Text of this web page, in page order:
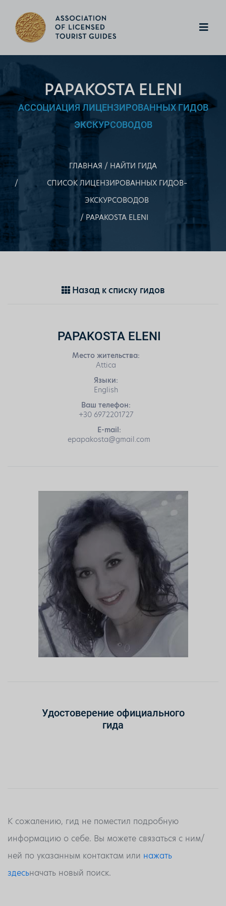
PAPAKOSTA ELENI
АССОЦИАЦИЯ ЛИЦЕНЗИРОВАННЫХ ГИДОВ
ЭКСКУРСОВОДОВ
ГЛАВНАЯ
НАЙТИ ГИДА
СПИСОК ЛИЦЕНЗИРОВАННЫХ ГИДОВ–
ЭКСКУРСОВОДОВ
PAPAKOSTA ELENI
Назад к списку гидов
PAPAKOSTA ELENI
Место жительства:
Attica
Языки:
English
Ваш телефон:
+30 6972201727
E-mail:
epapakosta@gmail.com
Удостоверение официального
гида
К сожалению, гид не поместил подробную
информацию о себе. Вы можете связаться с ним/
ней по указанным контактам или нажать
здесьначать новый поиск.